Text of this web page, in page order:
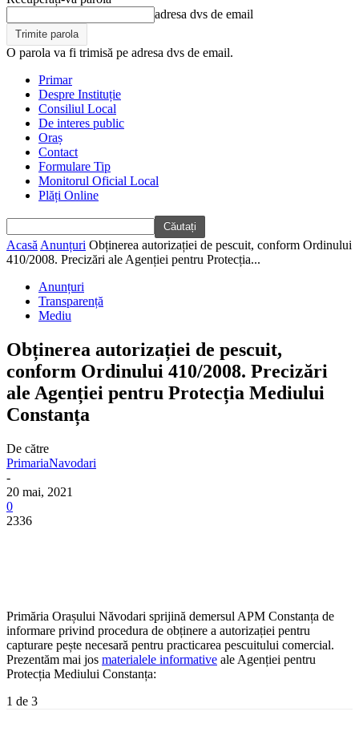
adresa dvs de email
O parola va fi trimisă pe adresa dvs de email.
Primar
Despre Instituție
Consiliul Local
De interes public
Oraș
Contact
Formulare Tip
Monitorul Oficial Local
Plăți Online
Acasă Anunțuri Obținerea autorizației de pescuit, conform Ordinului
410/2008. Precizări ale Agenției pentru Protecția...
Anunțuri
Transparență
Mediu
Obținerea autorizației de pescuit,
conform Ordinului 410/2008. Precizări
ale Agenției pentru Protecția Mediului
Constanța
De către
PrimariaNavodari
-
20 mai, 2021
0
2336
Primăria Orașului Năvodari sprijină demersul APM Constanța de
informare privind procedura de obținere a autorizației pentru
capturare pește necesară pentru practicarea pescuitului comercial.
Prezentăm mai jos materialele informative ale Agenției pentru
Protecția Mediului Constanța:
1 de 3